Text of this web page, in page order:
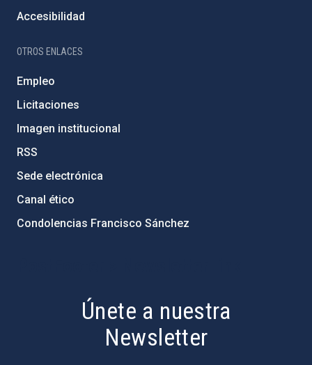
Accesibilidad
OTROS ENLACES
Empleo
Licitaciones
Imagen institucional
RSS
Sede electrónica
Canal ético
Condolencias Francisco Sánchez
Únete a nuestra
Newsletter